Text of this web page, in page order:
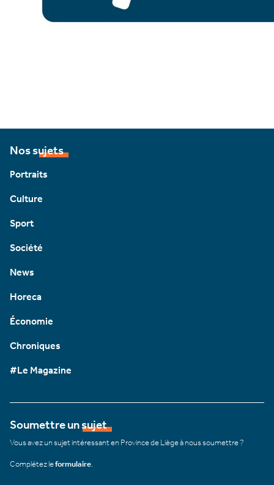
Nos sujets
Portraits
Culture
Sport
Société
News
Horeca
Économie
Chroniques
#Le Magazine
Soumettre un sujet
Vous avez un sujet intéressant en Province de Liège à nous soumettre ?
Complétez leformulaire